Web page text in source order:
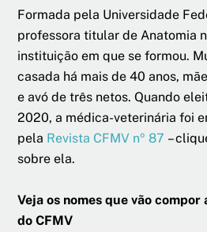
Formada pela Universidade
professora titular de Anatomia
instituição em que se formou.
casada há mais de 40 anos,
e avó de três netos. Quando
2020, a médica-veterinária foi
pela Revista CFMV nº 87 –
sobre ela.
Veja os nomes que vão
do CFMV